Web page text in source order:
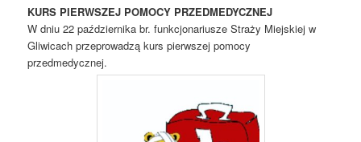
KURS PIERWSZEJ POMOCY PRZEDMEDYCZNEJ
W dniu 22 października br. funkcjonariusze Straży Miejskiej w
Gliwicach przeprowadzą kurs pierwszej pomocy
przedmedycznej.